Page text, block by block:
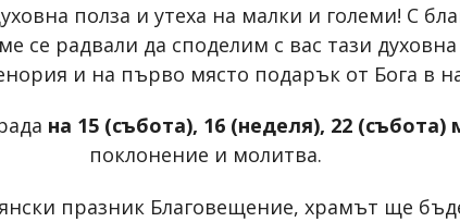
полза и утеха на малки и големи! С
се радвали да споделим с вас тази
и на първо място подарък от Бога в
на 15 (събота), 16 (неделя), 22 (събота)
поклонение и молитва.
празник Благовещение, храмът ще